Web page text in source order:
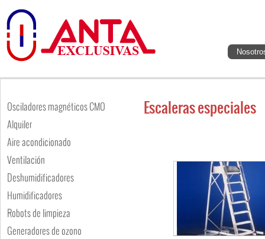
Osciladores magnéticos CMO
Alquiler
Aire acondicionado
Ventilación
Deshumidificadores
Humidificadores
Robots de limpieza
Generadores de ozono
Escaleras especiales